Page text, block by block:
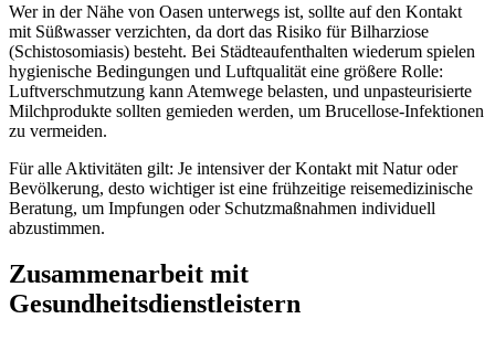
Wer in der Nähe von Oasen unterwegs ist, sollte auf den Kontakt
mit Süßwasser verzichten, da dort das Risiko für Bilharziose
(Schistosomiasis) besteht. Bei Städteaufenthalten wiederum spielen
hygienische Bedingungen und Luftqualität eine größere Rolle:
Luftverschmutzung kann Atemwege belasten, und unpasteurisierte
Milchprodukte sollten gemieden werden, um Brucellose-Infektionen
zu vermeiden.
Für alle Aktivitäten gilt: Je intensiver der Kontakt mit Natur oder
Bevölkerung, desto wichtiger ist eine frühzeitige reisemedizinische
Beratung, um Impfungen oder Schutzmaßnahmen individuell
abzustimmen.
Zusammenarbeit mit
Gesundheitsdienstleistern